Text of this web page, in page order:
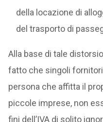
della locazione di
del trasporto di
Alla base di tale
fatto che singoli
persona che affitta il
piccole imprese, non
fini dell’IVA di solito